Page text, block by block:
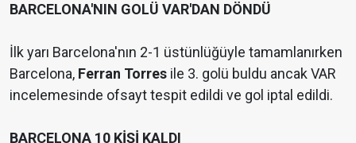
BARCELONA'NIN GOLÜ VAR'DAN DÖNDÜ
İlk yarı Barcelona'nın 2-1 üstünlüğüyle tamamlanırken
Barcelona, Ferran Torres ile 3. golü buldu ancak VAR
incelemesinde ofsayt tespit edildi ve gol iptal edildi.
BARCELONA 10 KİŞİ KALDI